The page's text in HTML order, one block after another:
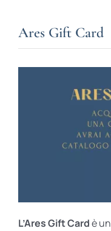
Ares Gift Card
L’Ares Gift Cardè un